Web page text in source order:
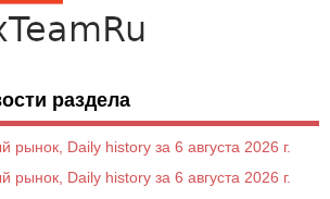
раздела
рынок, Daily history за 6 августа 2026 г.
рынок, Daily history за 6 августа 2026 г.